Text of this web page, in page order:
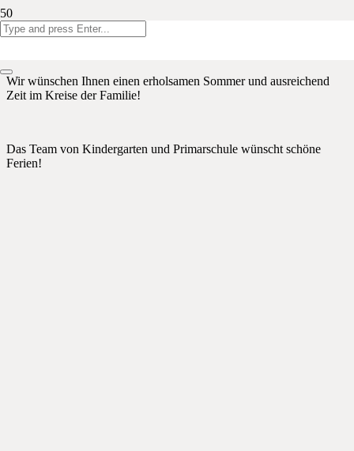
Liebe Eltern, liebe Kinder, wir alle möchten uns für die wertvolle
und gute Zusammenarbeit in vergangenen 10 Monaten von Herzen
Wir wünschen Ihnen einen erholsamen Sommer und ausreichend
Zeit im Kreise der Familie!
Das Team von Kindergarten und Primarschule wünscht schöne
Ferien!